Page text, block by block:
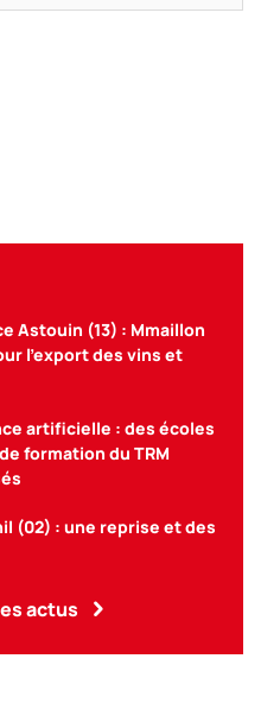
Astouin (13) : Mmaillon
l’export des vins et
artificielle : des écoles
formation du TRM
(02) : une reprise et des
actus